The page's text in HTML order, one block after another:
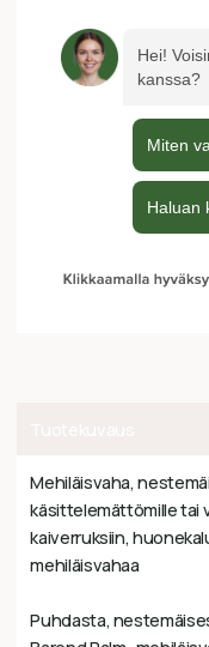
Mehiläisvaha,
käsittelemättömille tai
kaiverruksiin,
mehiläisvahaa
Puhdasta,